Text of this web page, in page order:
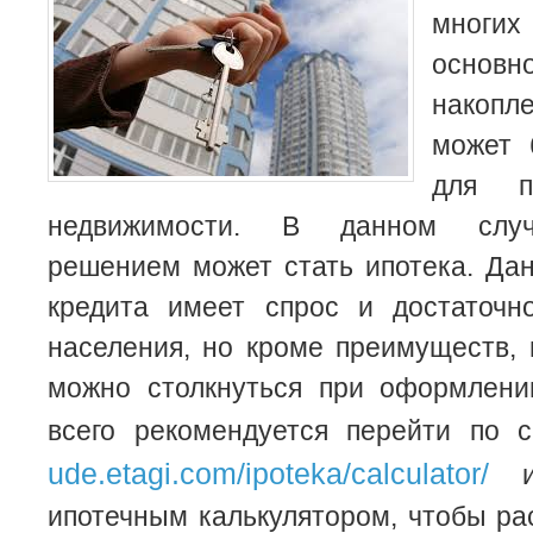
может
для
недвижимости. В данном
решением может стать ипотека.
кредита имеет спрос и
населения, но кроме преимуществ,
можно столкнуться при
всего рекомендуется перейти по
ude.etagi.com/ipoteka/calculator/ и
ипотечным калькулятором, чтобы